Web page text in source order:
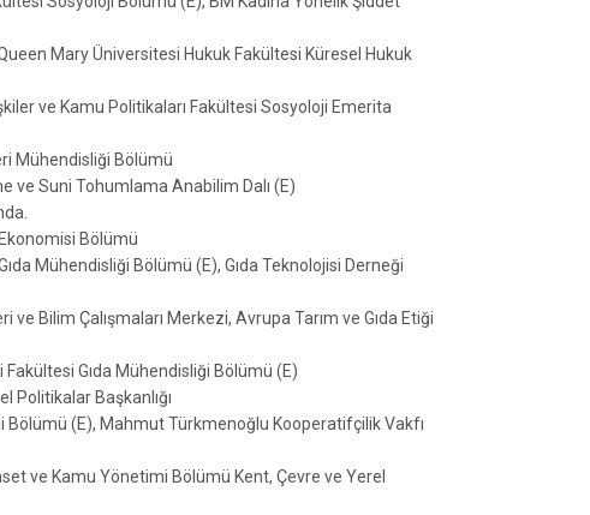
Mary Üniversitesi Hukuk Fakültesi Küresel Hukuk
ve Kamu Politikaları Fakültesi Sosyoloji Emerita
Mühendisliği Bölümü
ve Suni Tohumlama Anabilim Dalı (E)
Bölümü
Mühendisliği Bölümü (E), Gıda Teknolojisi Derneği
Bilim Çalışmaları Merkezi, Avrupa Tarım ve Gıda Etiği
Gıda Mühendisliği Bölümü (E)
Politikalar Başkanlığı
(E), Mahmut Türkmenoğlu Kooperatifçilik Vakfı
ve Kamu Yönetimi Bölümü Kent, Çevre ve Yerel